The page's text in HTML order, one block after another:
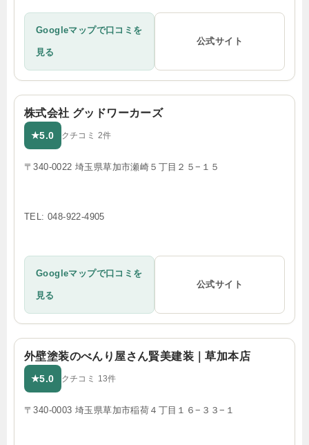
Googleマップで口コミを
見る
公式サイト
株式会社 グッドワーカーズ
★5.0 クチコミ 2件
〒340-0022 埼玉県草加市瀬崎５丁目２５−１５
TEL: 048-922-4905
Googleマップで口コミを
見る
公式サイト
外壁塗装のべんり屋さん賢美建装｜草加本店
★5.0 クチコミ 13件
〒340-0003 埼玉県草加市稲荷４丁目１６−３３−１